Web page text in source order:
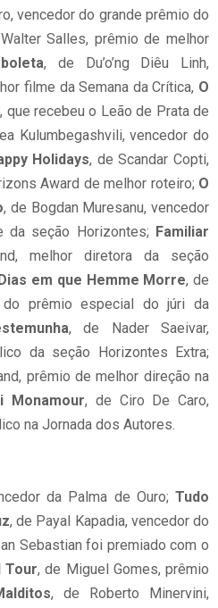
vencedor do grande prêmio do
Salles, prêmio de melhor
, de Du’o’ng Diêu Linh,
filme da Semana da Crítica, O
que recebeu o Leão de Prata de
Kulumbegashvili, vencedor do
Holidays, de Scandar Copti,
Award de melhor roteiro; O
, de Bogdan Muresanu, vencedor
seção Horizontes; Familiar
melhor diretora da seção
em que Hemme Morre, de
do prêmio especial do júri da
, de Nader Saeivar,
da seção Horizontes Extra;
prêmio de melhor direção na
Monamour, de Ciro De Caro,
na Jornada dos Autores.
da Palma de Ouro; Tudo
, de Payal Kapadia, vencedor do
Sebastian foi premiado com o
Tour, de Miguel Gomes, prêmio
, de Roberto Minervini,